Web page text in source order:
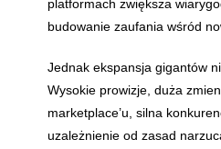
platformach zwiększa
budowanie zaufania wśród
Jednak ekspansja gigantów
Wysokie prowizje, duża
marketplace’u, silna
uzależnienie od zasad